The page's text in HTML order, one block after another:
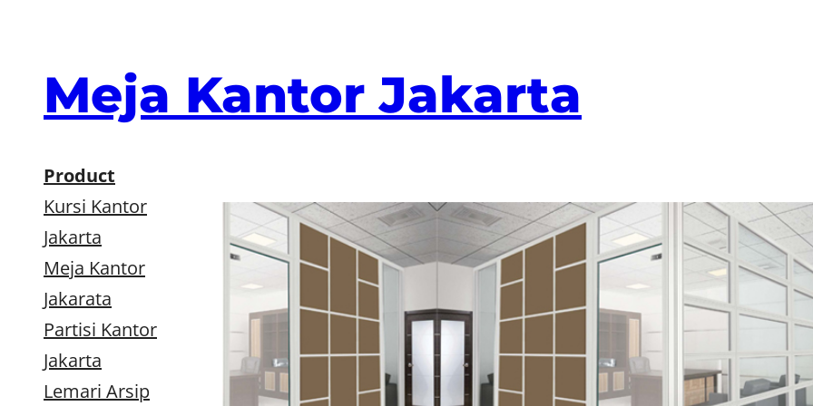
Meja Kantor Jakarta
Product
Kursi Kantor
Jakarta
Meja Kantor
Jakarata
Partisi Kantor
Jakarta
Lemari Arsip